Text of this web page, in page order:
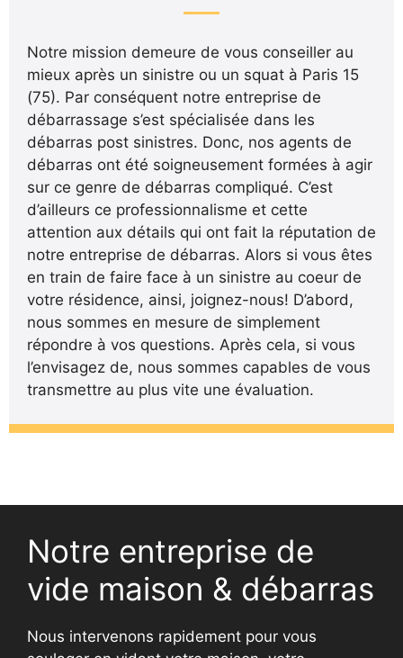
Notre mission demeure de vous conseiller au
mieux après un sinistre ou un squat à Paris 15
(75). Par conséquent notre entreprise de
débarrassage s’est spécialisée dans les
débarras post sinistres. Donc, nos agents de
débarras ont été soigneusement formées à agir
sur ce genre de débarras compliqué. C’est
d’ailleurs ce professionnalisme et cette
attention aux détails qui ont fait la réputation de
notre entreprise de débarras. Alors si vous êtes
en train de faire face à un sinistre au coeur de
votre résidence, ainsi, joignez-nous! D’abord,
nous sommes en mesure de simplement
répondre à vos questions. Après cela, si vous
l’envisagez de, nous sommes capables de vous
transmettre au plus vite une évaluation.
Notre entreprise de
vide maison & débarras
Nous intervenons rapidement pour vous